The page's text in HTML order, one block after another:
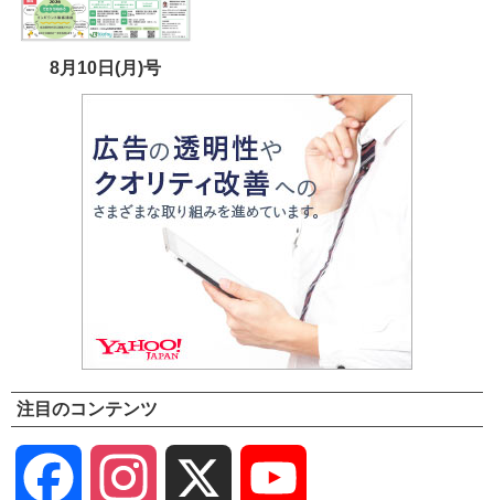
8月10日(月)号
注目のコンテンツ
Facebook Instagram